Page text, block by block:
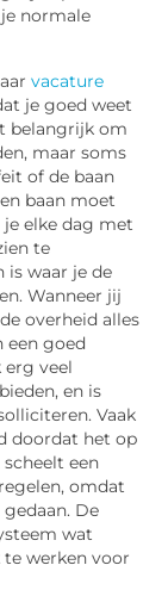
normale
vacature
je goed weet
belangrijk om
maar soms
of de baan
baan moet
elke dag met
te
is waar je de
Wanneer jij
overheid alles
een goed
erg veel
en is
Vaak
doordat het op
een
omdat
De
wat
werken voor